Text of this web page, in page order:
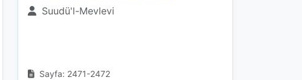
Suudü'l-Mevlevi
Sayfa: 2471-2472